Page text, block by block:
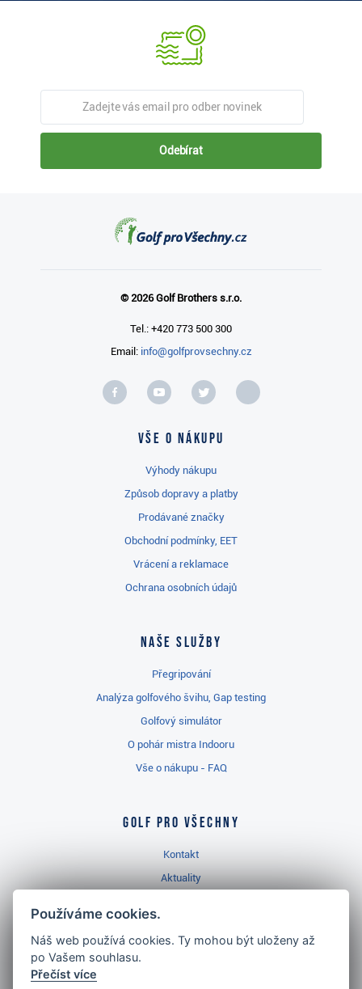
Odebírat
© 2026 Golf Brothers s.r.o.
Tel.: +420 773 500 300
Email: info@golfprovsechny.cz
Vše o nákupu
Výhody nákupu
Způsob dopravy a platby
Prodávané značky
Obchodní podmínky, EET
Vrácení a reklamace
Ochrana osobních údajů
Naše služby
Přegripování
Analýza golfového švihu, Gap testing
Golfový simulátor
O pohár mistra Indooru
Vše o nákupu - FAQ
Golf pro všechny
Kontakt
Aktuality
Golfový slovník
Používáme cookies.
Náš web používá cookies. Ty mohou být uloženy až
po Vašem souhlasu.
Přečíst více